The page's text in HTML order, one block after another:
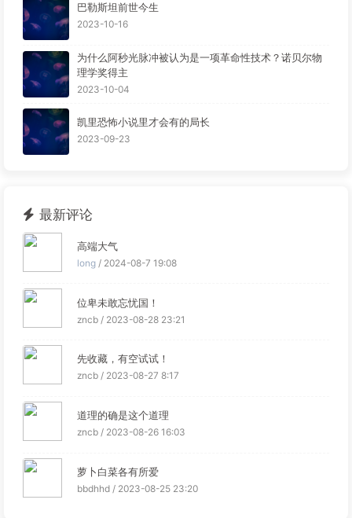
巴勒斯坦前世今生
2023-10-16
为什么阿秒光脉冲被认为是一项革命性技术？诺贝尔物
理学奖得主
2023-10-04
凯里恐怖小说里才会有的局长
2023-09-23
最新评论
高端大气
long/ 2024-08-7 19:08
位卑未敢忘忧国！
zncb / 2023-08-28 23:21
先收藏，有空试试！
zncb / 2023-08-27 8:17
道理的确是这个道理
zncb / 2023-08-26 16:03
萝卜白菜各有所爱
bbdhhd / 2023-08-25 23:20